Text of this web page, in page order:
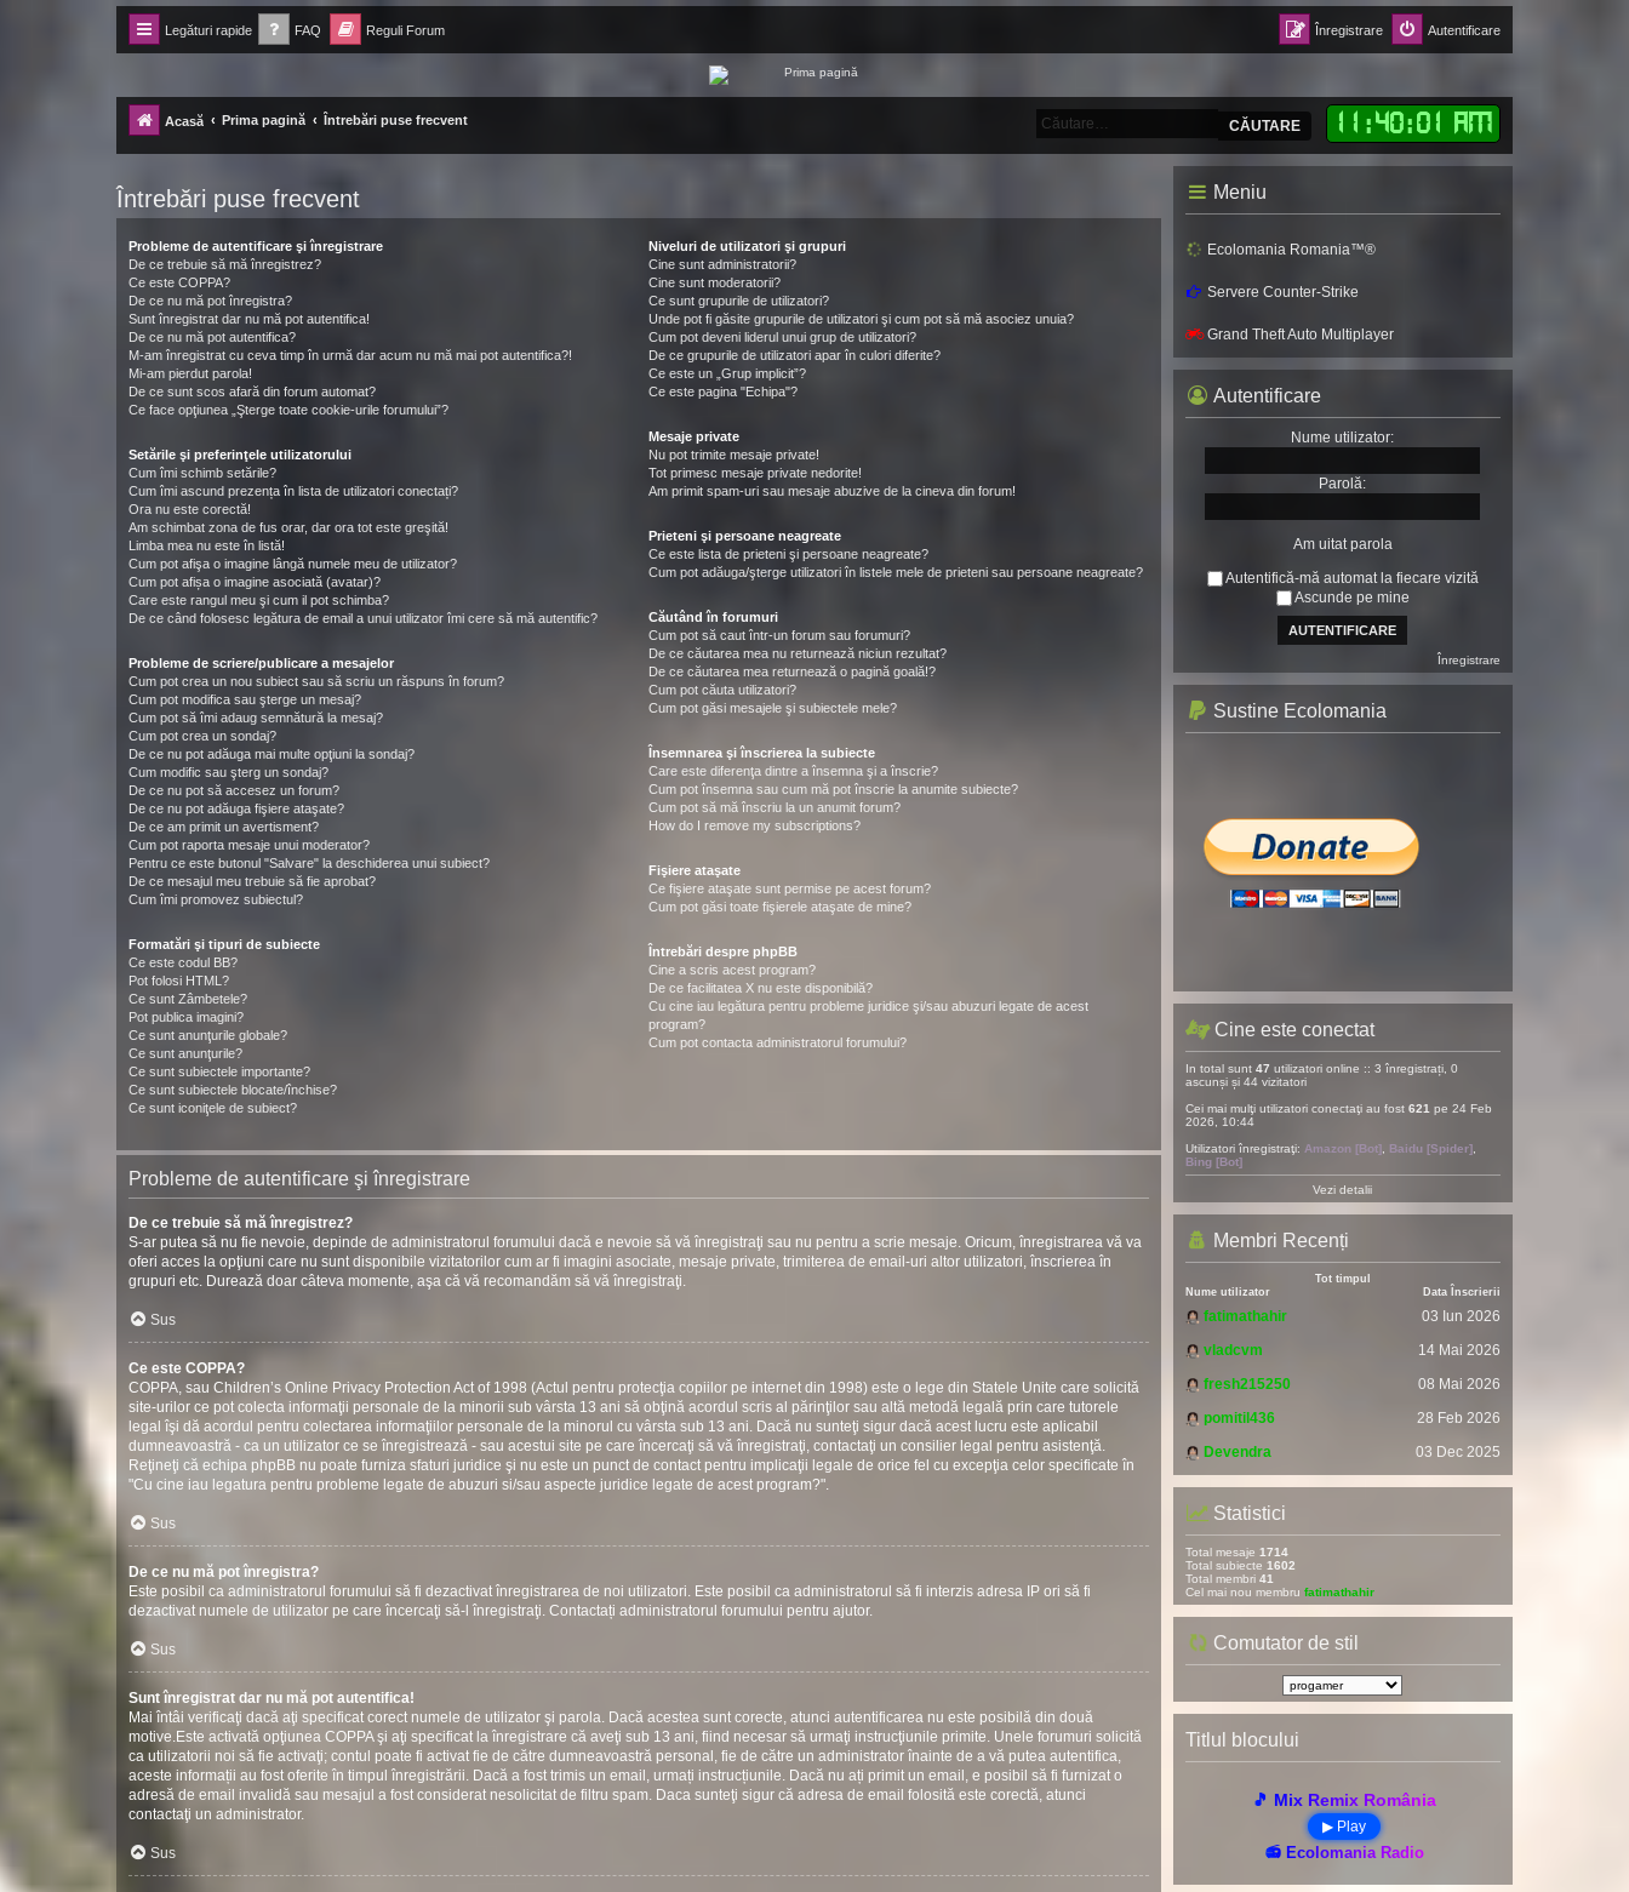
Legături rapide FAQ Reguli Forum Autentificare
Înregistrare
Forum Ecolomania™®
-= Idei pentru viitor =-
Acasă Prima pagină Întrebări puse frecvent 11 :40:03 AM
CĂUTARE
Întrebări puse frecvent
Probleme de autentificare şi înregistrare
De ce trebuie să mă înregistrez?
Ce este COPPA?
De ce nu mă pot înregistra?
Sunt înregistrat dar nu mă pot autentifica!
De ce nu mă pot autentifica?
M-am înregistrat cu ceva timp în urmă dar acum nu mă mai pot autentifica?!
Mi-am pierdut parola!
De ce sunt scos afară din forum automat?
Ce face opţiunea „Şterge toate cookie-urile forumului”?
Setările şi preferinţele utilizatorului
Cum îmi schimb setările?
Cum îmi ascund prezența în lista de utilizatori conectați?
Ora nu este corectă!
Am schimbat zona de fus orar, dar ora tot este greşită!
Limba mea nu este în listă!
Cum pot afişa o imagine lângă numele meu de utilizator?
Cum pot afișa o imagine asociată (avatar)?
Care este rangul meu şi cum il pot schimba?
De ce când folosesc legătura de email a unui utilizator îmi cere să mă autentific?
Probleme de scriere/publicare a mesajelor
Cum pot crea un nou subiect sau să scriu un răspuns în forum?
Cum pot modifica sau şterge un mesaj?
Cum pot să îmi adaug semnătură la mesaj?
Cum pot crea un sondaj?
De ce nu pot adăuga mai multe opţiuni la sondaj?
Cum modific sau şterg un sondaj?
De ce nu pot să accesez un forum?
De ce nu pot adăuga fişiere ataşate?
De ce am primit un avertisment?
Cum pot raporta mesaje unui moderator?
Pentru ce este butonul "Salvare" la deschiderea unui subiect?
De ce mesajul meu trebuie să fie aprobat?
Cum îmi promovez subiectul?
Formatări şi tipuri de subiecte
Ce este codul BB?
Pot folosi HTML?
Ce sunt Zâmbetele?
Pot publica imagini?
Ce sunt anunţurile globale?
Ce sunt anunţurile?
Ce sunt subiectele importante?
Ce sunt subiectele blocate/închise?
Ce sunt iconiţele de subiect?
Niveluri de utilizatori şi grupuri
Cine sunt administratorii?
Cine sunt moderatorii?
Ce sunt grupurile de utilizatori?
Unde pot fi găsite grupurile de utilizatori şi cum pot să mă asociez unuia?
Cum pot deveni liderul unui grup de utilizatori?
De ce grupurile de utilizatori apar în culori diferite?
Ce este un „Grup implicit”?
Ce este pagina "Echipa"?
Mesaje private
Nu pot trimite mesaje private!
Tot primesc mesaje private nedorite!
Am primit spam-uri sau mesaje abuzive de la cineva din forum!
Prieteni şi persoane neagreate
Ce este lista de prieteni şi persoane neagreate?
Cum pot adăuga/şterge utilizatori în listele mele de prieteni sau persoane neagreate?
Căutând în forumuri
Cum pot să caut într-un forum sau forumuri?
De ce căutarea mea nu returnează niciun rezultat?
De ce căutarea mea returnează o pagină goală!?
Cum pot căuta utilizatori?
Cum pot găsi mesajele şi subiectele mele?
Însemnarea şi înscrierea la subiecte
Care este diferenţa dintre a însemna şi a înscrie?
Cum pot însemna sau cum mă pot înscrie la anumite subiecte?
Cum pot să mă înscriu la un anumit forum?
How do I remove my subscriptions?
Fişiere ataşate
Ce fişiere ataşate sunt permise pe acest forum?
Cum pot găsi toate fişierele ataşate de mine?
Întrebări despre phpBB
Cine a scris acest program?
De ce facilitatea X nu este disponibilă?
Cu cine iau legătura pentru probleme juridice şi/sau abuzuri legate de acest
program?
Cum pot contacta administratorul forumului?
Probleme de autentificare şi înregistrare
De ce trebuie să mă înregistrez?
S-ar putea să nu fie nevoie, depinde de administratorul forumului dacă e nevoie să vă înregistraţi sau nu pentru a scrie mesaje. Oricum, înregistrarea vă va
oferi acces la opţiuni care nu sunt disponibile vizitatorilor cum ar fi imagini asociate, mesaje private, trimiterea de email-uri altor utilizatori, înscrierea în
grupuri etc. Durează doar câteva momente, aşa că vă recomandăm să vă înregistraţi.
Sus
Ce este COPPA?
COPPA, sau Children’s Online Privacy Protection Act of 1998 (Actul pentru protecţia copiilor pe internet din 1998) este o lege din Statele Unite care solicită
site-urilor ce pot colecta informaţii personale de la minorii sub vârsta 13 ani să obţină acordul scris al părinţilor sau altă metodă legală prin care tutorele
legal îşi dă acordul pentru colectarea informaţiilor personale de la minorul cu vârsta sub 13 ani. Dacă nu sunteţi sigur dacă acest lucru este aplicabil
dumneavoastră - ca un utilizator ce se înregistrează - sau acestui site pe care încercaţi să vă înregistraţi, contactaţi un consilier legal pentru asistenţă.
Reţineţi că echipa phpBB nu poate furniza sfaturi juridice şi nu este un punct de contact pentru implicaţii legale de orice fel cu excepţia celor specificate în
"Cu cine iau legatura pentru probleme legate de abuzuri si/sau aspecte juridice legate de acest program?".
Sus
De ce nu mă pot înregistra?
Este posibil ca administratorul forumului să fi dezactivat înregistrarea de noi utilizatori. Este posibil ca administratorul să fi interzis adresa IP ori să fi
dezactivat numele de utilizator pe care încercaţi să-l înregistraţi. Contactați administratorul forumului pentru ajutor.
Sus
Sunt înregistrat dar nu mă pot autentifica!
Mai întâi verificaţi dacă aţi specificat corect numele de utilizator şi parola. Dacă acestea sunt corecte, atunci autentificarea nu este posibilă din două
motive.Este activată opţiunea COPPA şi aţi specificat la înregistrare că aveţi sub 13 ani, fiind necesar să urmaţi instrucţiunile primite. Unele forumuri solicită
ca utilizatorii noi să fie activaţi; contul poate fi activat fie de către dumneavoastră personal, fie de către un administrator înainte de a vă putea autentifica,
aceste informații au fost oferite în timpul înregistrării. Dacă a fost trimis un email, urmați instrucțiunile. Dacă nu ați primit un email, e posibil să fi furnizat o
adresă de email invalidă sau mesajul a fost considerat nesolicitat de filtru spam. Daca sunteţi sigur că adresa de email folosită este corectă, atunci
contactaţi un administrator.
Sus
Meniu
Ecolomania Romania™®
Servere Counter-Strike
Grand Theft Auto Multiplayer
Autentificare
Nume utilizator:
Parolă:
Am uitat parola
Autentifică-mă automat la fiecare vizită
Ascunde pe mine
Înregistrare
Sustine Ecolomania
Cine este conectat
In total sunt 47 utilizatori online :: 3 înregistrați, 0
ascunși și 44 vizitatori
Cei mai mulţi utilizatori conectaţi au fost 621 pe 24 Feb
2026, 10:44
Utilizatori înregistraţi: Amazon [Bot], Baidu [Spider],
Bing [Bot]
Vezi detalii
Membri Recenți
Tot timpul
Nume utilizator
Data Înscrierii
fatimathahir
03 Iun 2026
vladcvm
14 Mai 2026
fresh215250
08 Mai 2026
pomitil436
28 Feb 2026
Devendra
03 Dec 2025
Statistici
Total mesaje 1714
Total subiecte 1602
Total membri 41
Cel mai nou membru fatimathahir
Comutator de stil
Titlul blocului
🎵 Mix Remix România
▶ Play
📻 Ecolomania Radio